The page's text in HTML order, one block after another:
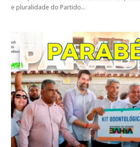
e pluralidade do Partido…